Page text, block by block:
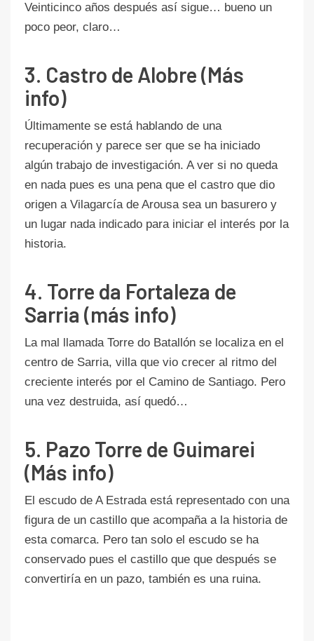
Veinticinco años después así sigue… bueno un
poco peor, claro…
3. Castro de Alobre (Más
info)
Últimamente se está hablando de una
recuperación y parece ser que se ha iniciado
algún trabajo de investigación. A ver si no queda
en nada pues es una pena que el castro que dio
origen a Vilagarcía de Arousa sea un basurero y
un lugar nada indicado para iniciar el interés por la
historia.
4. Torre da Fortaleza de
Sarria (más info)
La mal llamada Torre do Batallón se localiza en el
centro de Sarria, villa que vio crecer al ritmo del
creciente interés por el Camino de Santiago. Pero
una vez destruida, así quedó…
5. Pazo Torre de Guimarei
(Más info)
El escudo de A Estrada está representado con una
figura de un castillo que acompaña a la historia de
esta comarca. Pero tan solo el escudo se ha
conservado pues el castillo que que después se
convertiría en un pazo, también es una ruina.